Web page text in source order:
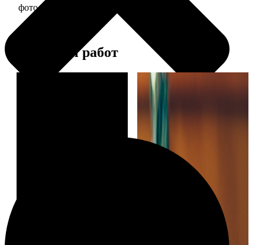
фото 13х18 в деревянной рамке
Примеры работ